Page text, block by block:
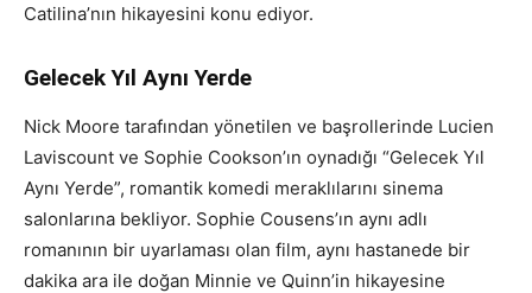
Catilina’nın hikayesini konu ediyor.
Gelecek Yıl Aynı Yerde
Nick Moore tarafından yönetilen ve başrollerinde Lucien
Laviscount ve Sophie Cookson’ın oynadığı “Gelecek Yıl
Aynı Yerde”, romantik komedi meraklılarını sinema
salonlarına bekliyor. Sophie Cousens’ın aynı adlı
romanının bir uyarlaması olan film, aynı hastanede bir
dakika ara ile doğan Minnie ve Quinn’in hikayesine